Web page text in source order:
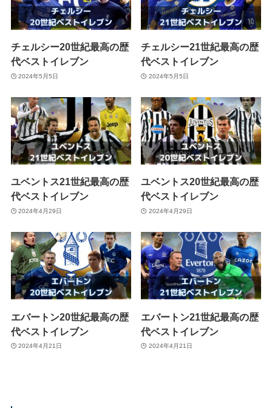
チェルシー20世紀最高の歴
代ベストイレブン
2024年5月5日
チェルシー21世紀最高の歴
代ベストイレブン
2024年5月5日
ユベントス21世紀最高の歴
代ベストイレブン
2024年4月29日
ユベントス20世紀最高の歴
代ベストイレブン
2024年4月29日
エバートン20世紀最高の歴
代ベストイレブン
2024年4月21日
エバートン21世紀最高の歴
代ベストイレブン
2024年4月21日